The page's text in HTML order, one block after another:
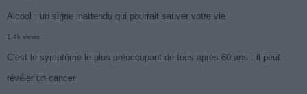
Alcool : un signe inattendu qui pourrait sauver votre vie
1.4k views
C’est le symptôme le plus préoccupant de tous après 60 ans : il peut
révéler un cancer